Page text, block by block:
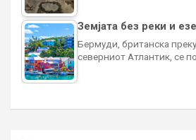
Земјата без реки и
Бермуди, британска
северниот Атлантик, се